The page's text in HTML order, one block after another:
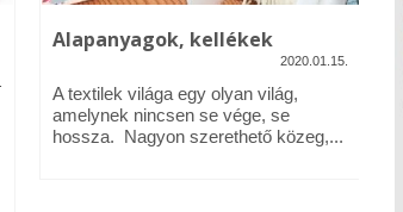
Alapanyagok, kellékek
2020.01.15.
A textilek világa egy olyan világ,
amelynek nincsen se vége, se
hossza. Nagyon szerethető közeg,...